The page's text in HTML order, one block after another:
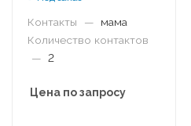
Контакты —
мама
Количество контактов
— 2
Цена по запросу